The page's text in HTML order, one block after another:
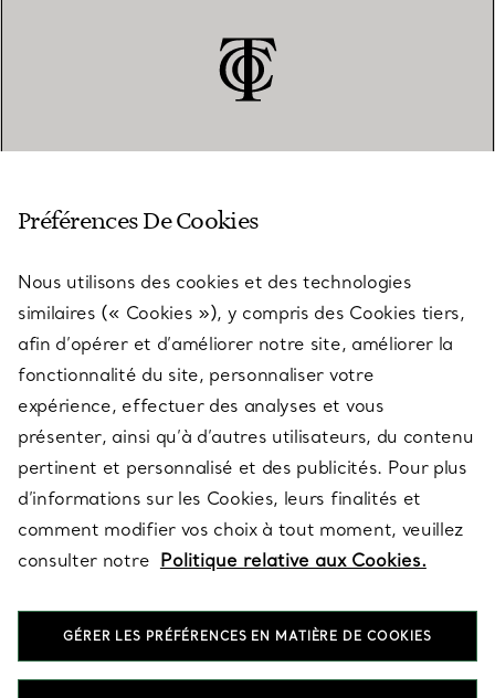
SERVICES
À PROPOS
QUESTIONS LÉGALES
SUIVEZ-NOUS
Préférences De Cookies
Nous utilisons des cookies et des technologies
similaires (« Cookies »), y compris des Cookies tiers,
afin d’opérer et d’améliorer notre site, améliorer la
fonctionnalité du site, personnaliser votre
expérience, effectuer des analyses et vous
présenter, ainsi qu’à d’autres utilisateurs, du contenu
pertinent et personnalisé et des publicités. Pour plus
d’informations sur les Cookies, leurs finalités et
comment modifier vos choix à tout moment, veuillez
consulter notre Politique relative aux Cookies.
GÉRER LES PRÉFÉRENCES EN MATIÈRE DE COOKIES